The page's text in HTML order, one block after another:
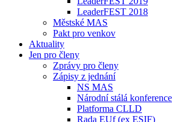
LeaderFEST 2018
Městské MAS
Pakt pro venkov
Aktuality
Jen pro členy
Zprávy pro členy
Zápisy z jednání
NS MAS
Národní stálá konference
Platforma CLLD
Rada EUf (ex ESIF)